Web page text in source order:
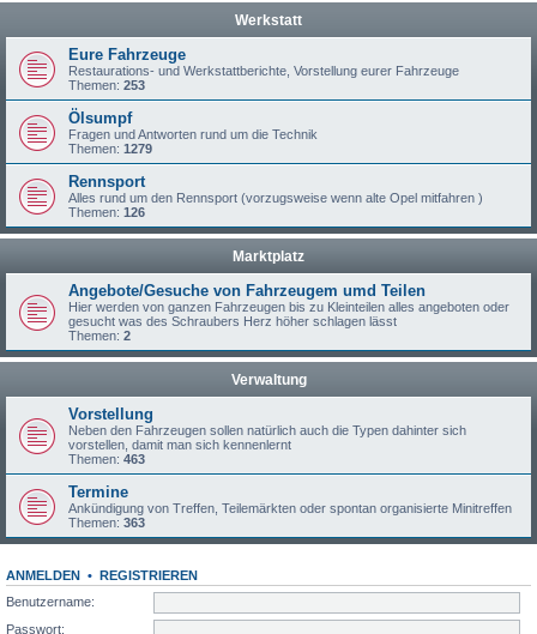
Werkstatt
Eure Fahrzeuge
Restaurations- und Werkstattberichte, Vorstellung eurer Fahrzeuge
Themen: 253
Ölsumpf
Fragen und Antworten rund um die Technik
Themen: 1279
Rennsport
Alles rund um den Rennsport (vorzugsweise wenn alte Opel mitfahren )
Themen: 126
Marktplatz
Angebote/Gesuche von Fahrzeugem umd Teilen
Hier werden von ganzen Fahrzeugen bis zu Kleinteilen alles angeboten oder
gesucht was des Schraubers Herz höher schlagen lässt
Themen: 2
Verwaltung
Vorstellung
Neben den Fahrzeugen sollen natürlich auch die Typen dahinter sich
vorstellen, damit man sich kennenlernt
Themen: 463
Termine
Ankündigung von Treffen, Teilemärkten oder spontan organisierte Minitreffen
Themen: 363
ANMELDEN • REGISTRIEREN
Benutzername:
Passwort: